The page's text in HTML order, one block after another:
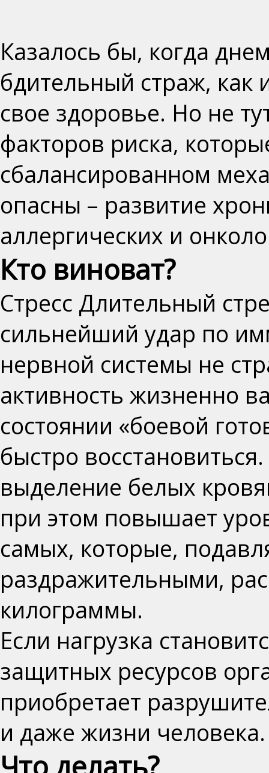
Казалось бы, когда
бдительный страж,
свое здоровье. Но не
факторов риска,
сбалансированном
опасны – развитие
аллергических и
Кто виноват?
Стресс Длительный
сильнейший удар по
нервной системы не
активность жизненно
состоянии «боевой
быстро
выделение белых
при этом повышает
самых, которые,
раздражительными,
килограммы.
Если нагрузка
защитных ресурсов
приобретает
и даже жизни человека.